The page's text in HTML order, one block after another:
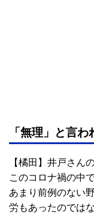
「無理」と言
【橘田】井戸さん
このコロナ禍の中
あまり前例のない
労もあったのでは